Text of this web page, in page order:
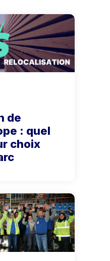
de
: quel
choix